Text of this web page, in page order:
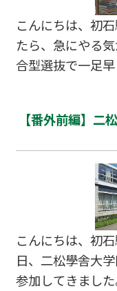
冬休みの取り組
わります。今回
の具体的な方法
こんにちは、初
たら、急にやる
合型選抜で一足
ます。合格の喜
糸が切れ、大学
ありません。 こ
が、大学4年間
りません。親が
様は大学での学
山市、柏市の推
次第で大学生活
【番外前編】二
こんにちは、初
日、二松學舎大
参加してきまし